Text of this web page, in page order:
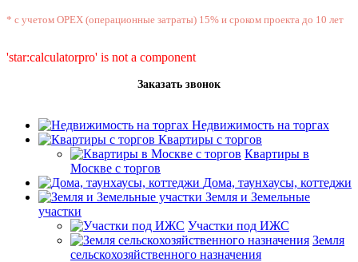
* с учетом OPEX (операционные затраты) 15% и сроком проекта до 10 лет
'star:calculatorpro' is not a component
Заказать звонок
Недвижимость на торгах
Квартиры с торгов
Квартиры в
Москве с торгов
Дома, таунхаусы, коттеджи
Земля и Земельные
участки
Участки под ИЖС
Земля
сельскохозяйственного назначения